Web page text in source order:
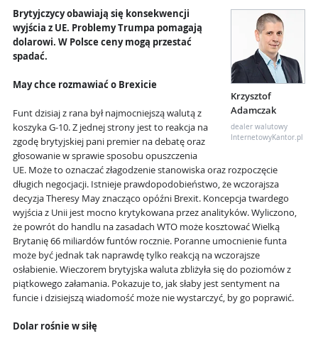
Krzysztof
Adamczak
dealer walutowy
InternetowyKantor.pl
Brytyjczycy obawiają się konsekwencji
wyjścia z UE. Problemy Trumpa pomagają
dolarowi. W Polsce ceny mogą przestać
spadać.
May chce rozmawiać o Brexicie
Funt dzisiaj z rana był najmocniejszą walutą z
koszyka G-10. Z jednej strony jest to reakcja na
zgodę brytyjskiej pani premier na debatę oraz
głosowanie w sprawie sposobu opuszczenia
UE. Może to oznaczać złagodzenie stanowiska oraz rozpoczęcie
długich negocjacji. Istnieje prawdopodobieństwo, że wczorajsza
decyzja Theresy May znacząco opóźni Brexit. Koncepcja twardego
wyjścia z Unii jest mocno krytykowana przez analityków. Wyliczono,
że powrót do handlu na zasadach WTO może kosztować Wielką
Brytanię 66 miliardów funtów rocznie. Poranne umocnienie funta
może być jednak tak naprawdę tylko reakcją na wczorajsze
osłabienie. Wieczorem brytyjska waluta zbliżyła się do poziomów z
piątkowego załamania. Pokazuje to, jak słaby jest sentyment na
funcie i dzisiejszą wiadomość może nie wystarczyć, by go poprawić.
Dolar rośnie w siłę